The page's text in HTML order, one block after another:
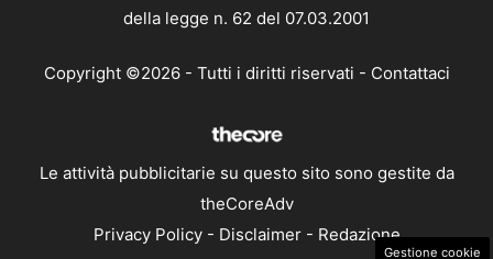
della legge n. 62 del 07.03.2001
Copyright ©2026 - Tutti i diritti riservati - Contattaci
Le attività pubblicitarie su questo sito sono gestite da
theCoreAdv
Privacy Policy- Disclaimer- Redazione
Gestione cookie